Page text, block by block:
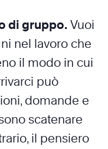
di gruppo. Vuoi
nel lavoro che
il modo in cui
può
domande e
scatenare
il pensiero